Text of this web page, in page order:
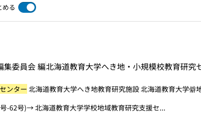
める
集委員会 編北海道教育大学へき地・小規模校教育研究
ンター北海道教育大学へき地教育研究施設 北海道教育大学僻
-62号)→ 北海道教育大学学校地域教育研究支援セ...